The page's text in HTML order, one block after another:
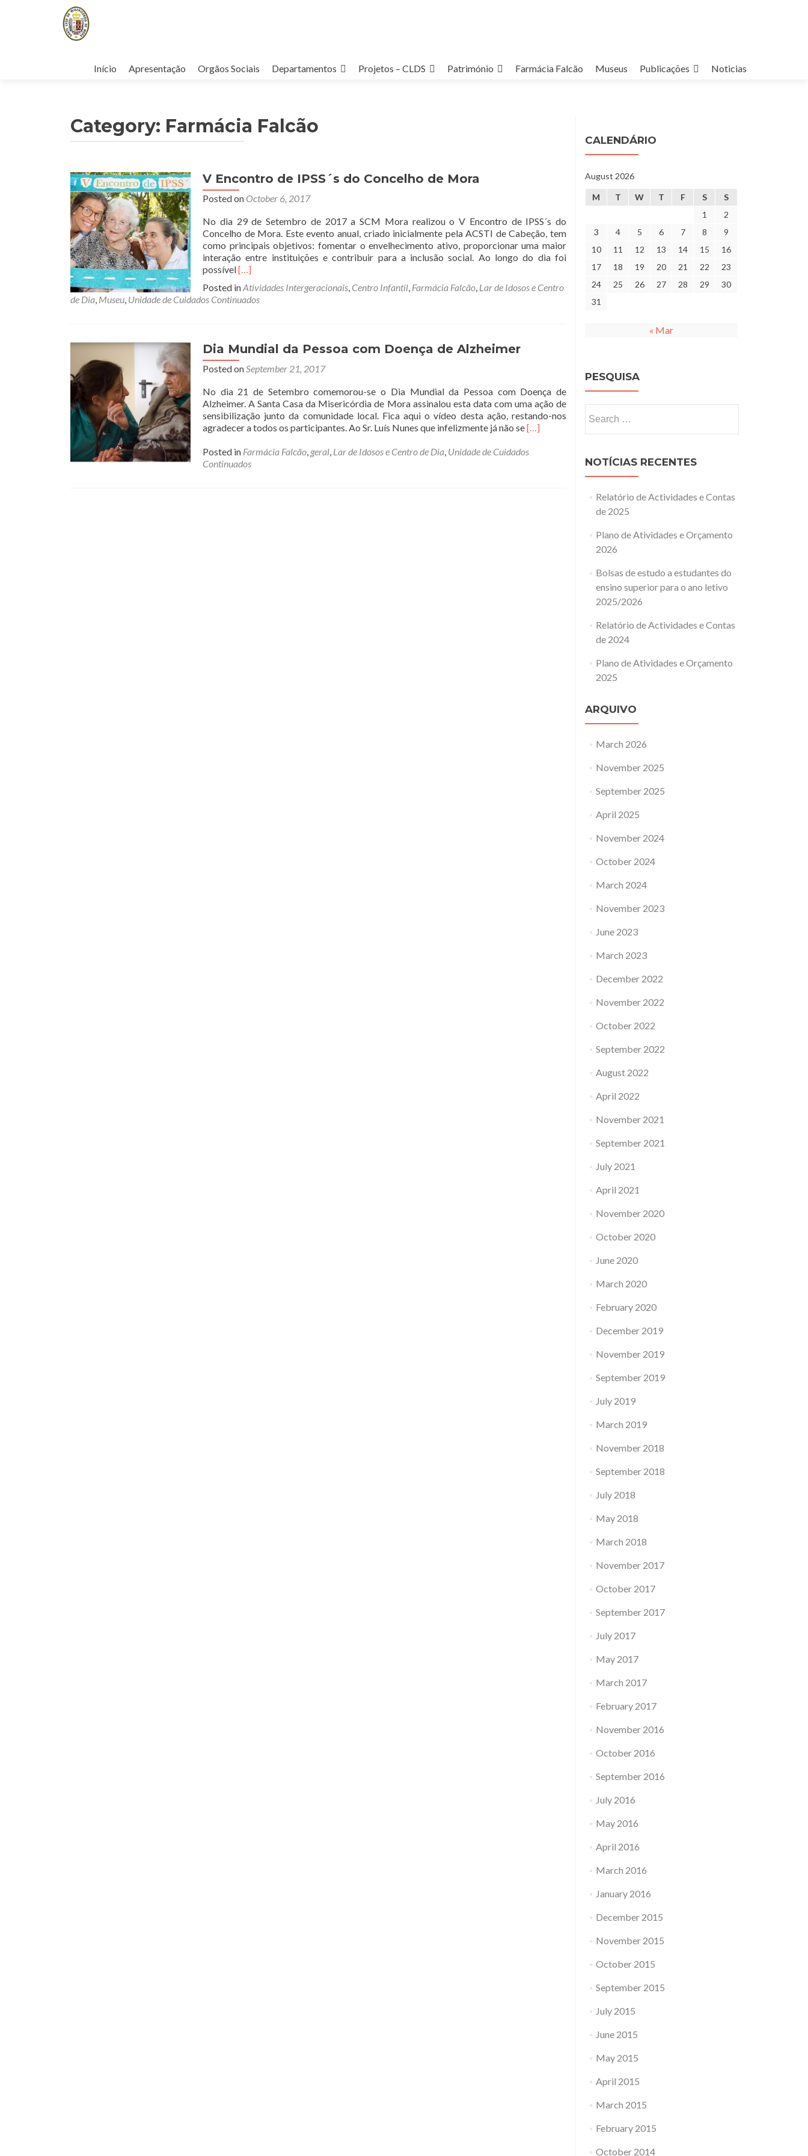
to
Início Apresentação Orgãos Sociais Departamentos Projetos – CLDS Património Farmácia Falcão Museus Publicações Noticias
Category: Farmácia Falcão
V Encontro de IPSS´s do Concelho de Mora
Posted on October 6, 2017
No dia 29 de Setembro de 2017 a SCM Mora realizou o V Encontro de IPSS´s do
Concelho de Mora. Este evento anual, criado inicialmente pela ACSTI de Cabeção, tem
como principais objetivos: fomentar o envelhecimento ativo, proporcionar uma maior
interação entre instituições e contribuir para a inclusão social. Ao longo do dia foi
possívelRead
about
V
´s
do
Concelho
de
Mora
[…]
Posted inAtividades Intergeracionais, Centro Infantil, Farmácia Falcão, Lar de Idosos e Centro
de Dia, Museu, Unidade de Cuidados Continuados
Dia Mundial da Pessoa com Doença de Alzheimer
Posted onSeptember 21, 2017
No dia 21 de Setembro comemorou-se o Dia Mundial da Pessoa com Doença de
Alzheimer. A Santa Casa da Misericórdia de Mora assinalou esta data com uma ação de
sensibilização junto da comunidade local. Fica aqui o vídeo desta ação, restando-nos
agradecer a todos os participantes. Ao Sr. Luís Nunes que infelizmente já não seRead
about
[…]
Posted in Farmácia Falcão, geral, Lar de Idosos e Centro de Dia, Unidade de Cuidados
Continuados
CALENDÁRIO
August 2026
M T W T F S
S
1
2
3
4 5 6 7 8
9
10
11 12 13 14 15
16
17
18 19 20 21 22
23
24
25 26 27 28 29
30
31
« Mar
PESQUISA
for:
NOTÍCIAS RECENTES
Relatório de Actividades e Contas
de 2025
Plano de Atividades e Orçamento
2026
Bolsas de estudo a estudantes do
ensino superior para o ano letivo
2025/2026
Relatório de Actividades e Contas
de 2024
Plano de Atividades e Orçamento
2025
ARQUIVO
March 2026
November 2025
September 2025
April 2025
November 2024
October 2024
March 2024
November 2023
June 2023
March 2023
December 2022
November 2022
October 2022
September 2022
August 2022
April 2022
November 2021
September 2021
July 2021
April 2021
November 2020
October 2020
June 2020
March 2020
February 2020
December 2019
November 2019
September 2019
July 2019
March 2019
November 2018
September 2018
July 2018
May 2018
March 2018
November 2017
October 2017
September 2017
July 2017
May 2017
March 2017
February 2017
November 2016
October 2016
September 2016
July 2016
May 2016
April 2016
March 2016
January 2016
December 2015
November 2015
October 2015
September 2015
July 2015
June 2015
May 2015
April 2015
March 2015
February 2015
October 2014